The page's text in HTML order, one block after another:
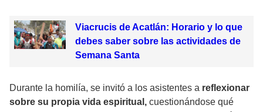
Viacrucis de Acatlán: Horario y lo que
debes saber sobre las actividades de
Semana Santa
Durante la homilía, se invitó a los asistentes a reflexionar
sobre su propia vida espiritual, cuestionándose qué